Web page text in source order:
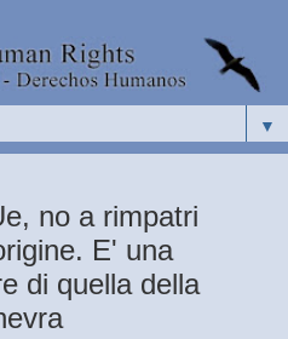
▼
no a rimpatri
E' una
di quella della